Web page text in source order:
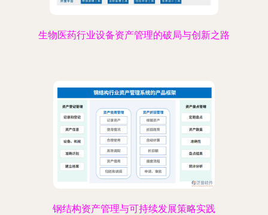
生物医药行业设备资产管理的破局与创新之路
钢结构资产管理与可持续发展策略实践